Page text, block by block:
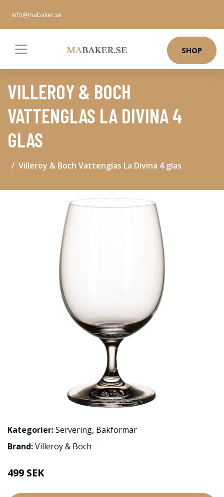
info@mabaker.se
SHOP
VILLEROY & BOCH
VATTENGLAS LA DIVINA 4
GLAS
Villeroy & Boch Vattenglas La Divina 4 glas
Kategorier:Servering, Bakformar
Brand:Villeroy & Boch
499 SEK